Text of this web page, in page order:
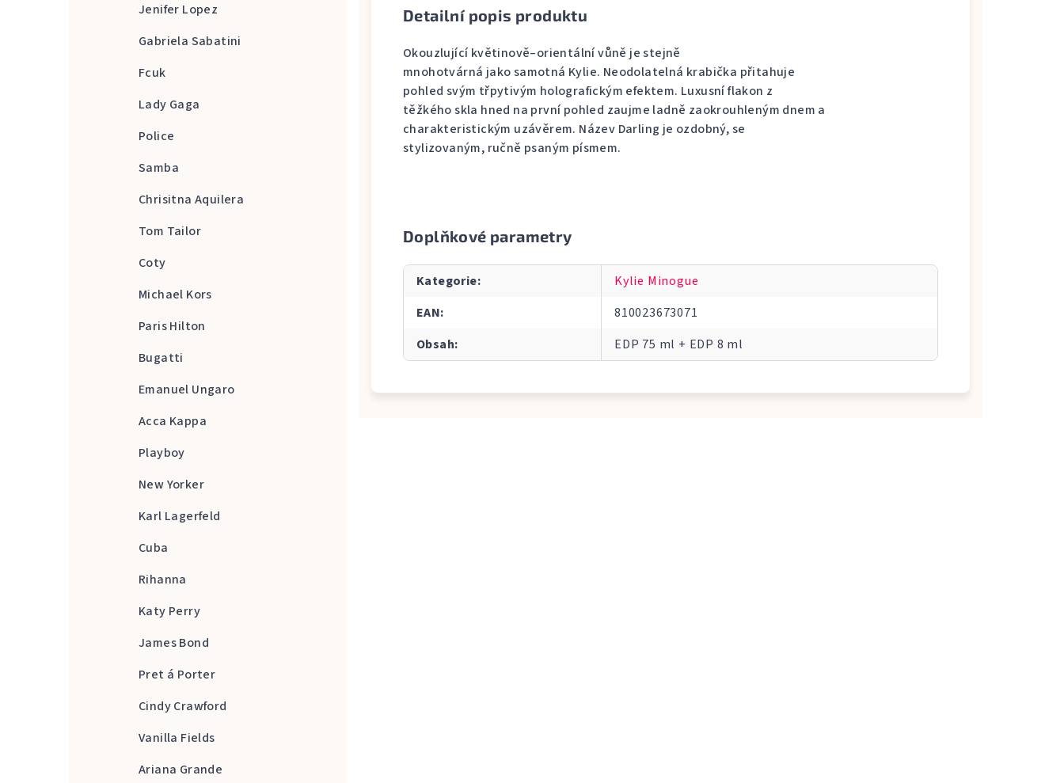
Jenifer Lopez
Gabriela Sabatini
Fcuk
Lady Gaga
Police
Samba
Chrisitna Aquilera
Tom Tailor
Coty
Michael Kors
Paris Hilton
Bugatti
Emanuel Ungaro
Acca Kappa
Playboy
New Yorker
Karl Lagerfeld
Cuba
Rihanna
Katy Perry
James Bond
Pret á Porter
Cindy Crawford
Vanilla Fields
Ariana Grande
Detailní popis produktu
Okouzlující květinově–orientální vůně je stejně
mnohotvárná jako samotná Kylie. Neodolatelná krabička přitahuje
pohled svým třpytivým holografickým efektem. Luxusní flakon z
těžkého skla hned na první pohled zaujme ladně zaokrouhleným dnem a
charakteristickým uzávěrem. Název Darling je ozdobný, se
stylizovaným, ručně psaným písmem.
Doplňkové parametry
Kategorie:
Kylie Minogue
EAN:
810023673071
Obsah: EDP 75 ml + EDP 8 ml